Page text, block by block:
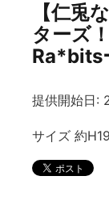
【仁兎
ターズ
Ra*bits
提供開始日:
サイズ 約